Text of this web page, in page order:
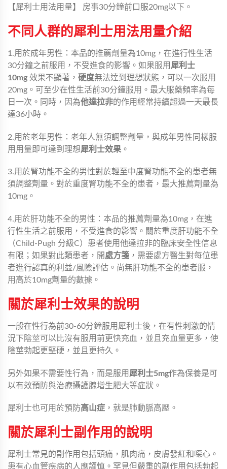
【犀利士用法用量】 房事30分鐘前口服20mg以下。
不同人群的犀利士用法用量介紹
1.用於成年男性：本品的推薦劑量為10mg，在進行性生活
30分鐘之前服用，不受進食的影響。如果服用 犀利士
10mg效果不顯著， 硬度無法達到理想狀態，可以一次服用
20mg。可至少在性生活前30分鐘服用。最大服藥頻率為每
日一次。同時，因為他達拉非的作用經常持續超過一天最長
達36小時。
2.用於老年男性：老年人無須調整劑量，與成年男性同樣服
用用量即可達到理想犀利士效果 。
3.用於腎功能不全的男性對於輕至中度腎功能不全的患者無
須調整劑量。對於重度腎功能不全的患者，最大推薦劑量為
10mg。
4.用於肝功能不全的男性：本品的推薦劑量為10mg，在進
行性生活之前服用，不受進食的影響。關於重度肝功能不全
（Child-Pugh 分級C）患者使用他達拉非的臨床安全性信息
有限；如果對此類患者，開處方箋 ，需要處方醫生對每位患
者進行認真的利益/風險評估。尚無肝功能不全的患者服，
用高於10mg劑量的數據。
關於犀利士效果的說明
一般在性行為前30-60分鐘服用犀利士後，在有性刺激的情
況下陰莖可以比沒有服用前更快充血，並且充血量更多，使
陰莖勃起更堅硬，並且更持久。
另外如果不需要性行為，而是服用 犀利士5mg作為保養是可
以有效預防與治療攝護腺增生肥大等症狀。
犀利士也可用於預防高山症 ，就是肺動脈高壓。
關於犀利士副作用的說明
犀利士常見的副作用包括頭痛，肌肉痛，皮膚發紅和噁心。
患有心血管疾病的人應謹慎。罕見但嚴重的副作用包括勃起